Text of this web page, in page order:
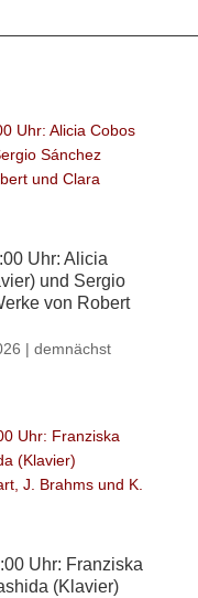
Uhr: Alicia
und Sergio
von Robert
| demnächst
Uhr: Franziska
(Klavier)